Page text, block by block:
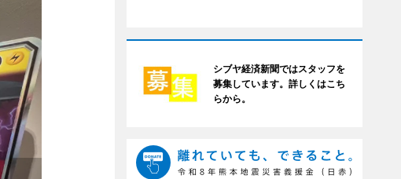
シブヤ経済新聞ではスタッフを
募集しています。詳しくはこち
らから。